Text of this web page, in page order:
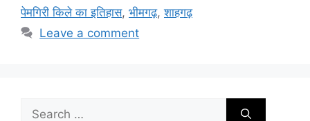
पेमगिरी किले का इतिहास, भीमगढ़,शाहगढ़
Leave a comment